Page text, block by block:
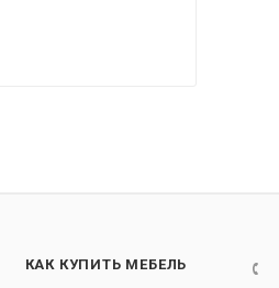
КАК КУПИТЬ МЕБЕЛЬ